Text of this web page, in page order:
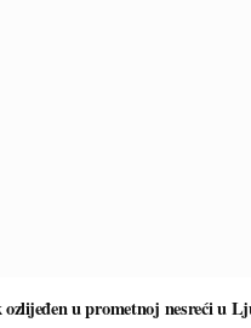
ozlijeđen u prometnoj nesreći u